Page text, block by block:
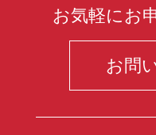
お気軽にお
お問